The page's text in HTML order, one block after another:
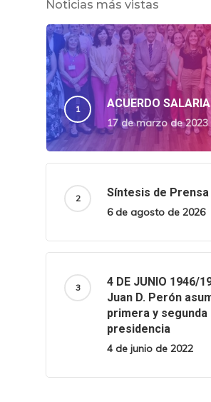
Noticias más vistas
ACUERDO
17 de marzo de 2023
Síntesis de Prensa
6 de agosto de 2026
4 DE JUNIO 1946/
Juan D. Perón
primera y segunda
presidencia
4 de junio de 2022